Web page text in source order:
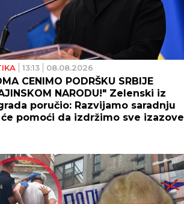
13:13 08.08.2026
CENIMO PODRŠKU SRBIJE
NARODU!" Zelenski iz
poručio: Razvijamo saradnju
pomoći da izdržimo sve izazove